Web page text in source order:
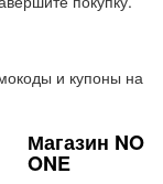
и купоны на
Магазин NO
ONE